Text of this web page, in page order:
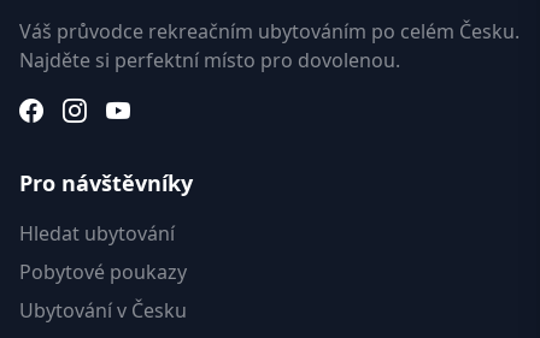
Váš průvodce rekreačním ubytováním po celém Česku.
Najděte si perfektní místo pro dovolenou.
Pro návštěvníky
Hledat ubytování
Pobytové poukazy
Ubytování v Česku